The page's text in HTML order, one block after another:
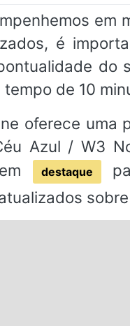
em
é
do
tempo de 10
oferece
Azul / W3
destaque